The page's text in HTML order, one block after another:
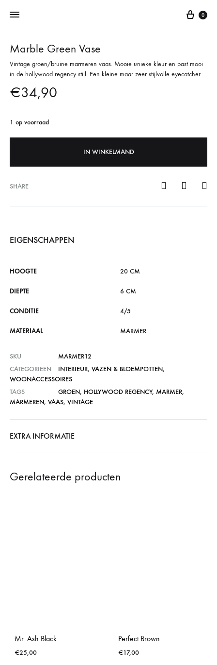
Addictedtovintage.nl
Dé
Online
Vintage
0
Marble Green Vase
Vintage groen/bruine marmeren vaas. Mooie unieke kleur en past mooi
in de hollywood regency stijl. Een kleine maar zeer stijlvolle eyecatcher.
€34,90
1 op voorraad
IN WINKELMAND
SHARE
EIGENSCHAPPEN
HOOGTE 20 CM
DIEPTE 6 CM
CONDITIE 4/5
MATERIAAL MARMER
SKU
MARMER12
CATEGORIEEN
INTERIEUR, VAZEN & BLOEMPOTTEN,
WOONACCESSOIRES
TAGS
GROEN, HOLLYWOOD REGENCY, MARMER,
MARMEREN, VAAS, VINTAGE
EXTRA INFORMATIE
Gerelateerde producten
Mr. Ash Black
€25,00
Perfect Brown
€17,00